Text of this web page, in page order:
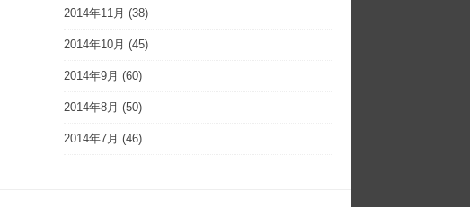
2014年11月 (38)
2014年10月 (45)
2014年9月 (60)
2014年8月 (50)
2014年7月 (46)